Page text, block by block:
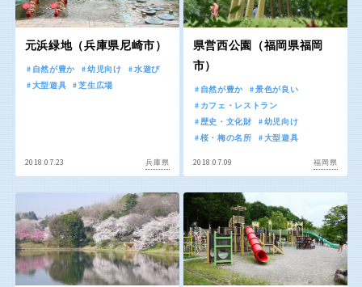
新潟 富山
石川
長野
愛知
イルミネーション イベント
交通公園
地域で探す
元浜緑地（兵庫県尼崎市）
自然が豊か 幼児向け
水遊び
大型遊具
芝生広場
2018.07.23 兵庫県
県営西公園（福岡県福岡
市）
自然が豊か
景色が良い
カフェ・レストラン
歴史・文化財
幼児向け
桜・梅の名所
大型遊具
2018.07.09 福岡県